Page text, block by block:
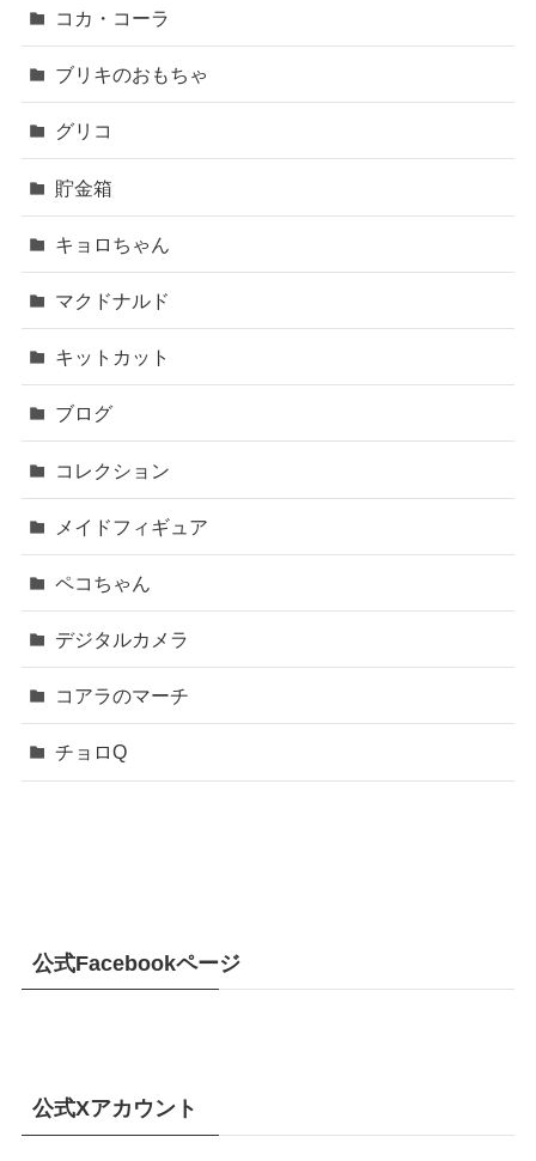
コカ・コーラ
ブリキのおもちゃ
グリコ
貯金箱
キョロちゃん
マクドナルド
キットカット
ブログ
コレクション
メイドフィギュア
ペコちゃん
デジタルカメラ
コアラのマーチ
チョロQ
公式Facebookページ
公式Xアカウント